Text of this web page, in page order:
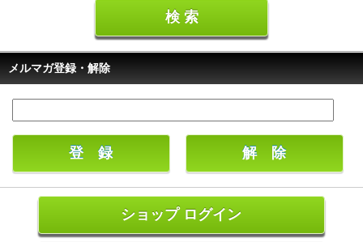
メルマガ登録・解除
ショップ ログイン